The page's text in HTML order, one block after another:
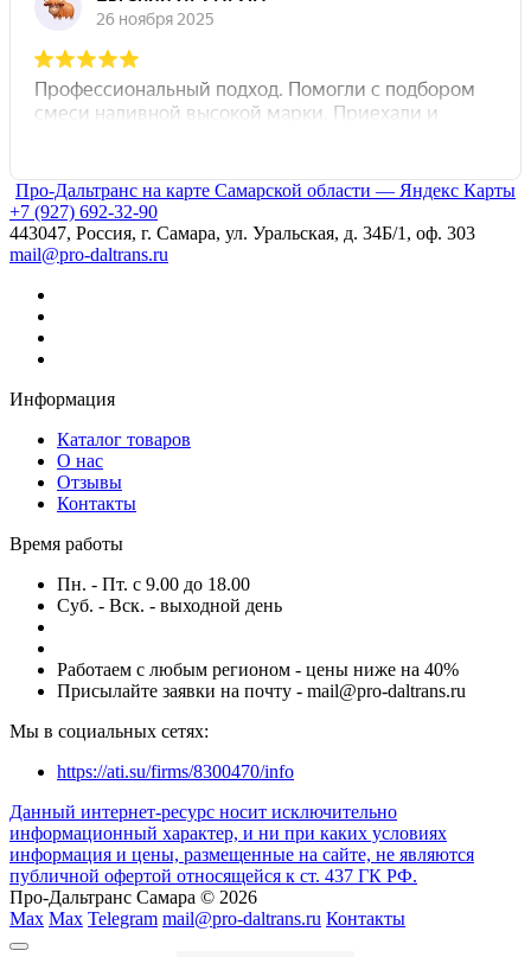
Про-Дальтранс на карте Самарской области — Яндекс Карты
+7 (927) 692-32-90
443047, Россия, г. Самара, ул. Уральская, д. 34Б/1, оф. 303
mail@pro-daltrans.ru
Информация
Каталог товаров
О нас
Отзывы
Контакты
Время работы
Пн. - Пт. с 9.00 до 18.00
Суб. - Вск. - выходной день
Работаем с любым регионом - цены ниже на 40%
Присылайте заявки на почту - mail@pro-daltrans.ru
Мы в социальных сетях:
https://ati.su/firms/8300470/info
Данный интернет-ресурс носит исключительно
информационный характер, и ни при каких условиях
информация и цены, размещенные на сайте, не являются
публичной офертой относящейся к ст. 437 ГК РФ.
Про-Дальтранс Самара © 2026
Max Max Telegram mail@pro-daltrans.ru Контакты